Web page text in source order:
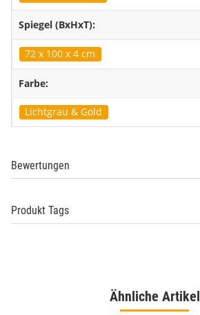
Spiegel (BxHxT):
72 x 100 x 4 cm
Farbe:
Lichtgrau & Gold
Bewertungen
Produkt Tags
Ähnliche Artikel